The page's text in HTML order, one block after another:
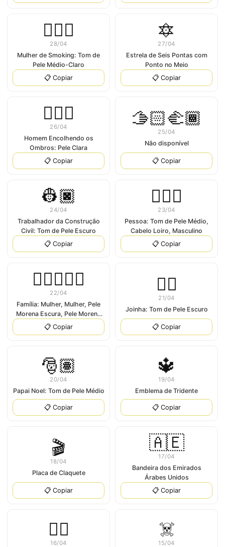
🤵🏼‍♀
28/04
Mulher de Smoking: Tom de
Pele Médio-Claro
📋 Copiar
🔯
27/04
Estrela de Seis Pontas com
Ponto no Meio
📋 Copiar
🤷🏻‍♂
26/04
Homem Encolhendo os
Ombros: Pele Clara
📋 Copiar
🫱🏻‍🫲🏾
25/04
Não disponível
📋 Copiar
👷🏿
24/04
Trabalhador da Construção
Civil: Tom de Pele Escuro
📋 Copiar
👱🏽‍♂️
23/04
Pessoa: Tom de Pele Médio,
Cabelo Loiro, Masculino
📋 Copiar
👩🏿‍❤‍👩🏾
22/04
Família: Mulher, Mulher, Pele
Morena Escura, Pele Morena
Médio-Escura
📋 Copiar
👍🏿
21/04
Joinha: Tom de Pele Escuro
📋 Copiar
🎅🏽
20/04
Papai Noel: Tom de Pele Médio
📋 Copiar
🔱
19/04
Emblema de Tridente
📋 Copiar
🎬
18/04
Placa de Claquete
📋 Copiar
🇦🇪
17/04
Bandeira dos Emirados
Árabes Unidos
📋 Copiar
🐕‍🦺
16/04
☠️
15/04